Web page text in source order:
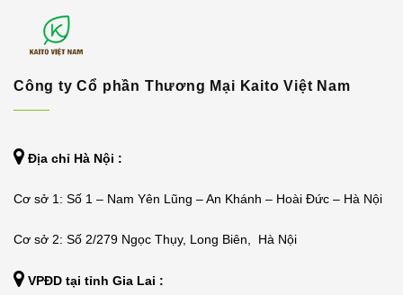
Công ty Cổ phần Thương Mại Kaito Việt Nam
Địa chỉ Hà Nội :
Cơ sở 1: Số 1 – Nam Yên Lũng – An Khánh – Hoài Đức – Hà Nội
Cơ sở 2: Số 2/279 Ngọc Thụy, Long Biên, Hà Nội
VPĐD tại tỉnh Gia Lai :